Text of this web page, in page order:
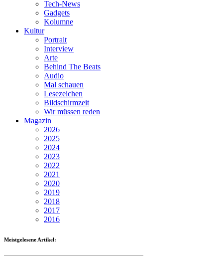
Tech-News
Gadgets
Kolumne
Kultur
Portrait
Interview
Arte
Behind The Beats
Audio
Mal schauen
Lesezeichen
Bildschirmzeit
Wir müssen reden
Magazin
2026
2025
2024
2023
2022
2021
2020
2019
2018
2017
2016
Meistgelesene Artikel: